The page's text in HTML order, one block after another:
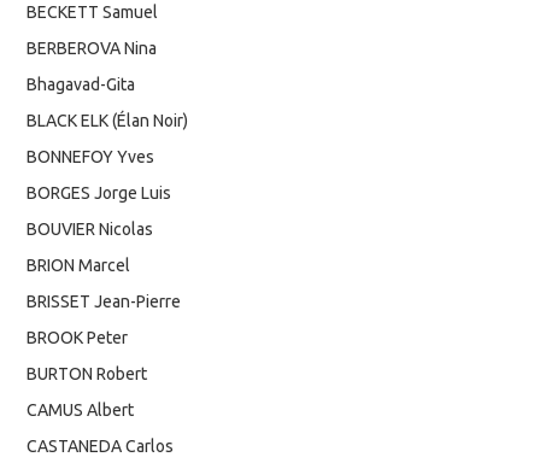
BECKETT Samuel
BERBEROVA Nina
Bhagavad-Gita
BLACK ELK (Élan Noir)
BONNEFOY Yves
BORGES Jorge Luis
BOUVIER Nicolas
BRION Marcel
BRISSET Jean-Pierre
BROOK Peter
BURTON Robert
CAMUS Albert
CASTANEDA Carlos